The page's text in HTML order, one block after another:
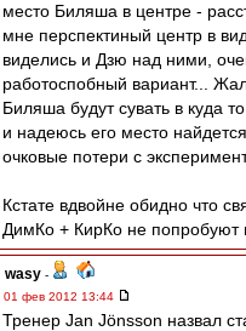
место Биляша в центре -
мне перспектиный центр в
виделись и Дзю над ними,
работоспобный вариант...
Биляша будут сувать в куда
и надеюсь его место
очковые потери с
Кстате вдвойне обидно что
ДимКо + КирКо не попробуют
wasy -
01 фев 2012 13:44
Тренер Jan Jönsson назвал